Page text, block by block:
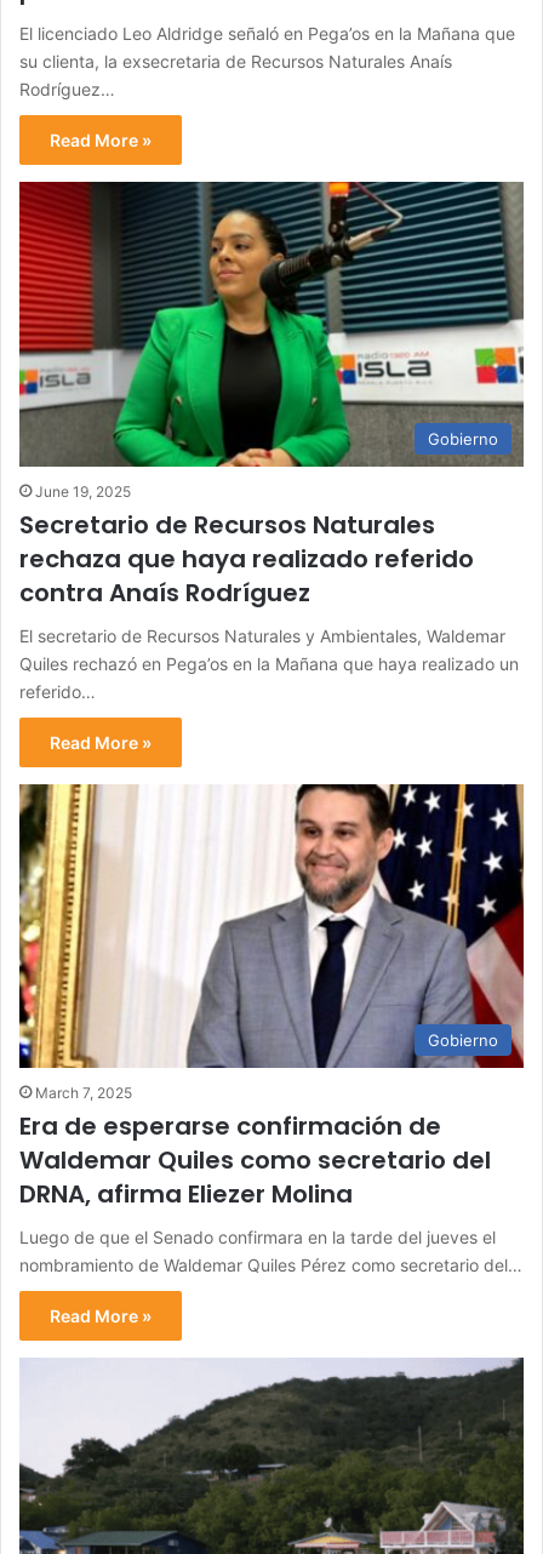
El licenciado Leo Aldridge señaló en Pega’os en la Mañana que
su clienta, la exsecretaria de Recursos Naturales Anaís
Rodríguez…
Read More »
Gobierno
June 19, 2025
Secretario de Recursos Naturales
rechaza que haya realizado referido
contra Anaís Rodríguez
El secretario de Recursos Naturales y Ambientales, Waldemar
Quiles rechazó en Pega’os en la Mañana que haya realizado un
referido…
Read More »
Gobierno
March 7, 2025
Era de esperarse confirmación de
Waldemar Quiles como secretario del
DRNA, afirma Eliezer Molina
Luego de que el Senado confirmara en la tarde del jueves el
nombramiento de Waldemar Quiles Pérez como secretario del…
Read More »